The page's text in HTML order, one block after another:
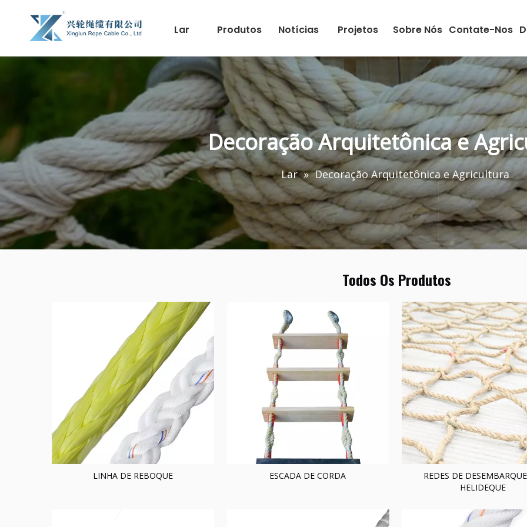
Lar Produtos Notícias Projetos Sobre Nós Contate-Nos
Decoração Arquitetônica e
Lar » Decoração Arquitetônica e Agricultura
Todos Os Produtos
LINHA DE REBOQUE ESCADA DE CORDA
REDES DE
HELIDEQUE